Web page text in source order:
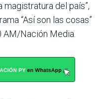
del país”,
“Así son las cosas”
AM/Nación Media.